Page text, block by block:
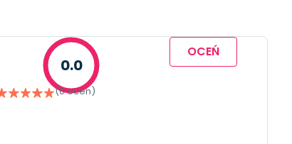
0.0
(0 ocen)
OCEŃ